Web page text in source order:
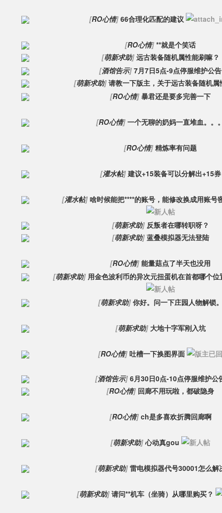
[RO心情] 66合理化匹配的建议
[RO心情] **就是个笑话
[萌新求助] 远古装备随机属性能刷嘛？
[酒馆告示] 7月7日5点-9点停服维护公告
[萌新求助] 请教一下版主，关于远古装备随机属
[RO心情] 暴君还是要多完善一下
[RO心情] 一个无聊的奶妈一直堆血。。
[RO心情] 精炼率有问题
[灌水帖] 建议+15装备可以分解出+15券
[灌水帖] 啥时候能把****的账号，能修改换成用账号
[萌新求助] 反叛者在哪转职呀？
[萌新求助] 蓝叠模拟器无法登陆
[RO心情] 能量菇点了半天也没用
[萌新求助] 用金色波利币的异次元扭蛋机在首都哪个
[萌新求助] 你好。问一下庄园人物解锁
[萌新求助] 大地十字军刚入坑
[RO心情] 吐槽一下换图界面
[酒馆告示] 6月30日0点-10点停服维护公
[RO心情] 回廊不用玩啦，都破隐身
[RO心情] ch是多喜欢折腾回廊啊
[萌新求助] 心动真gou
[萌新求助] 雷电模拟器代号30001怎么解
[萌新求助] 请问**机车（坐骑）从哪里购买？